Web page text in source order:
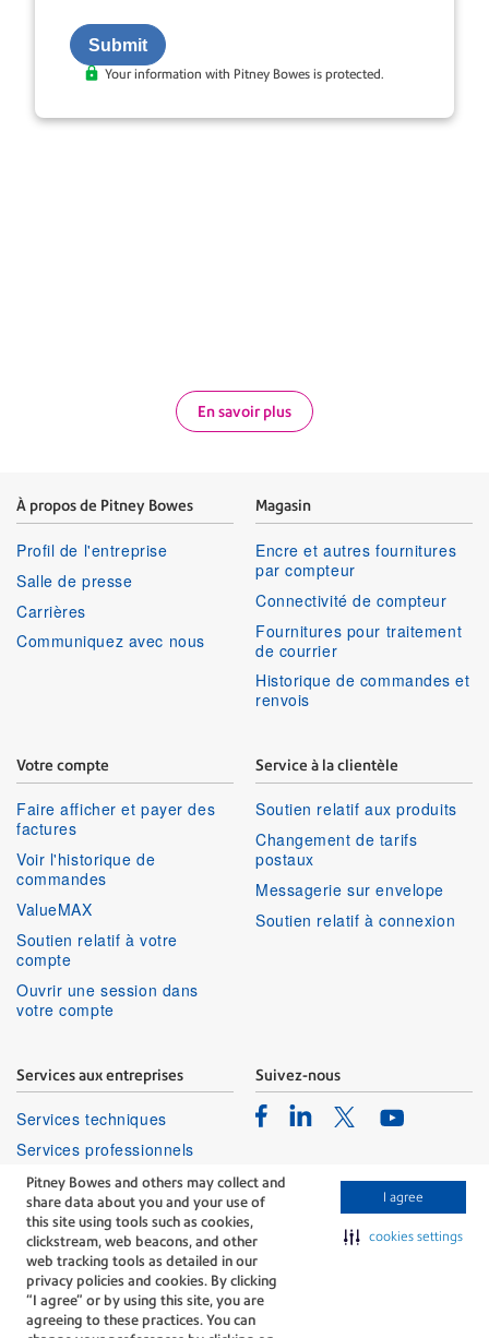
Pitney Bowes and others may collect and
share data about you and your use of
this site using tools such as cookies,
clickstream, web beacons, and other
web tracking tools as detailed in our
privacy policies and cookies. By clicking
“I agree” or by using this site, you are
agreeing to these practices. You can
I agree
cookies settings
Your information with Pitney Bowes is protected.
En savoir plus
À propos de Pitney Bowes
Profil de l'entreprise
Salle de presse
Carrières
Communiquez avec nous
Magasin
Encre et autres fournitures
par compteur
Connectivité de compteur
Fournitures pour traitement
de courrier
Historique de commandes et
renvois
Votre compte
Faire afficher et payer des
factures
Voir l'historique de
commandes
ValueMAX
Soutien relatif à votre
compte
Ouvrir une session dans
votre compte
Service à la clientèle
Soutien relatif aux produits
Changement de tarifs
postaux
Messagerie sur envelope
Soutien relatif à connexion
Services aux entreprises
Services techniques
Services professionnels
Suivez-nous
FacebookLinkedinTwitterYoutube
The technology behind
every important delivery.
Modalités Confidentialité